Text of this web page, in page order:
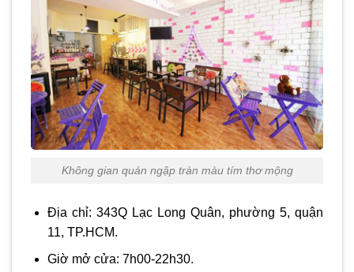
Không gian quán ngập tràn màu tím thơ mộng
Địa chỉ: 343Q Lạc Long Quân, phường 5, quận
11, TP.HCM.
Giờ mở cửa: 7h00-22h30.